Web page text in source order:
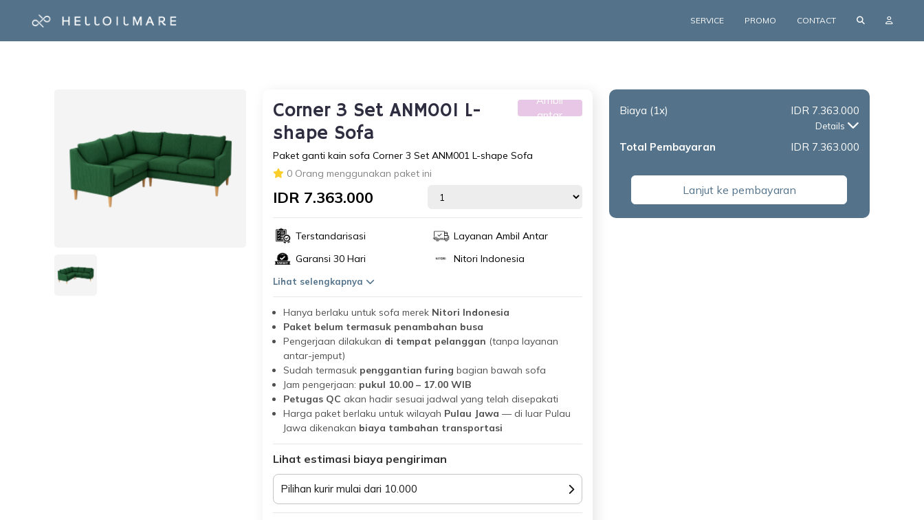
SERVICE PROMO CONTACT
Corner 3 Set ANM001 L-
shape Sofa
Ambil
antar
Paket ganti kain sofa Corner 3 Set ANM001 L-shape Sofa
0 Orang menggunakan paket ini
IDR 7.363.000
Terstandarisasi
Layanan Ambil Antar
Garansi 30 Hari
Nitori Indonesia
Lihat selengkapnya
Hanya berlaku untuk sofa merek Nitori Indonesia
Paket belum termasuk penambahan busa
Pengerjaan dilakukan di tempat pelanggan (tanpa layanan
antar-jemput)
Sudah termasuk penggantian furing bagian bawah sofa
Jam pengerjaan: pukul 10.00 – 17.00 WIB
Petugas QC akan hadir sesuai jadwal yang telah disepakati
Harga paket berlaku untuk wilayah Pulau Jawa — di luar Pulau
Jawa dikenakan biaya tambahan transportasi
Lihat estimasi biaya pengiriman
Pilihan kurir mulai dari 10.000
Biaya (1x) IDR 7.363.000
Details
Total Pembayaran IDR 7.363.000
Lanjut ke pembayaran